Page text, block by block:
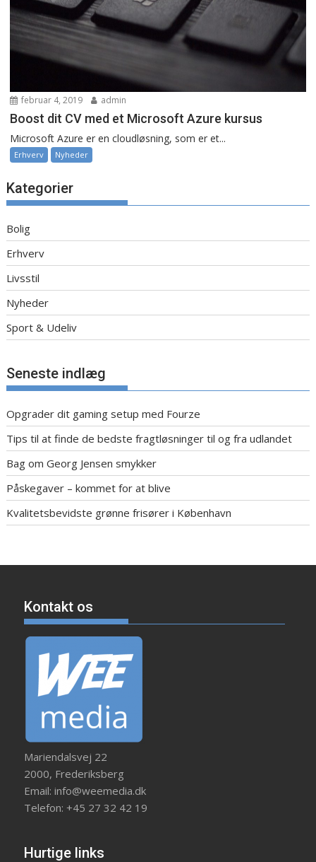
februar 4, 2019 admin
Boost dit CV med et Microsoft Azure kursus
Microsoft Azure er en cloudløsning, som er et...
Erhverv Nyheder
Kategorier
Bolig
Erhverv
Livsstil
Nyheder
Sport & Udeliv
Seneste indlæg
Opgrader dit gaming setup med Fourze
Tips til at finde de bedste fragtløsninger til og fra udlandet
Bag om Georg Jensen smykker
Påskegaver – kommet for at blive
Kvalitetsbevidste grønne frisører i København
Kontakt os
Mariendalsvej 22
2000, Frederiksberg
Email: info@weemedia.dk
Telefon: +45 27 32 42 19
Hurtige links